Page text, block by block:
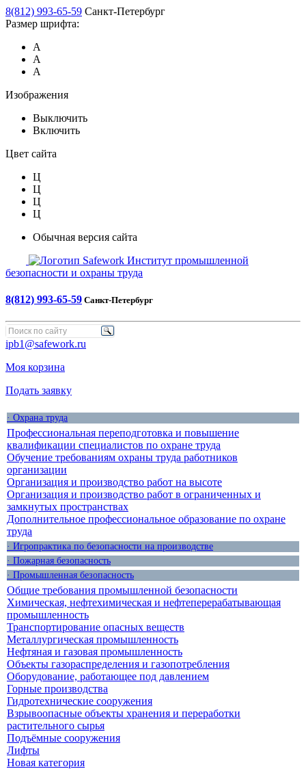
8(812) 993-65-59 Санкт-Петербург
Размер шрифта:
А
А
А
Изображения
Выключить
Включить
Цвет сайта
Ц
Ц
Ц
Ц
Обычная версия сайта
Safework Институт промышленной
безопасности и охраны труда
8(812) 993-65-59 Санкт-Петербург
ipb1@safework.ru
Моя корзина
Подать заявку
· Охрана труда
Профессиональная переподготовка и повышение
квалификации специалистов по охране труда
Обучение требованиям охраны труда работников
организации
Организация и производство работ на высоте
Организация и производство работ в ограниченных и
замкнутых пространствах
Дополнительное профессиональное образование по охране
труда
· Игропрактика по безопасности на производстве
· Пожарная безопасность
· Промышленная безопасность
Общие требования промышленной безопасности
Химическая, нефтехимическая и нефтеперерабатывающая
промышленность
Транспортирование опасных веществ
Металлургическая промышленность
Нефтяная и газовая промышленность
Объекты газораспределения и газопотребления
Оборудование, работающее под давлением
Горные производства
Гидротехнические сооружения
Взрывоопасные объекты хранения и переработки
растительного сырья
Подъёмные сооружения
Лифты
Новая категория